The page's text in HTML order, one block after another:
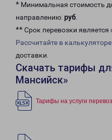
* Минимальная стоимость
направлению: руб.
** Срок перевозки является
Рассчитайте в калькуляторе
доставки.
Скачать тарифы
Мансийск»
Тарифы на услуги